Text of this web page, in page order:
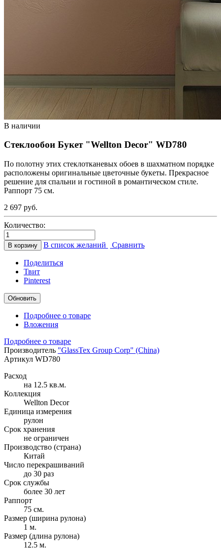
В наличии
Стеклообои Букет "Wellton Decor" WD780
По полотну этих стеклотканевых обоев в шахматном порядке
расположены оригинальные цветочные букеты. Прекрасное
решение для спальни и гостиной в романтическом стиле.
Раппорт 75 см.
2 697 руб.
Количество:
В корзину В список желаний Сравнить
Поделиться
Твит
Pinterest
Подробнее о товаре
Вложения
Подробнее о товаре
Производитель "GlassTex Group Corp" (China)
Артикул WD780
Расход
на 12.5 кв.м.
Коллекция
Wellton Decor
Единица измерения
рулон
Срок хранения
не ограничен
Производство (страна)
Китай
Число перекрашиваний
до 30 раз
Срок службы
более 30 лет
Раппорт
75 см.
Размер (ширина рулона)
1 м.
Размер (длина рулона)
12.5 м.